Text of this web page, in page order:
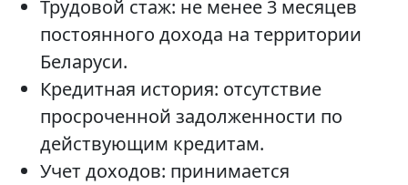
Трудовой стаж: не менее 3 месяцев
постоянного дохода на территории
Беларуси.
Кредитная история: отсутствие
просроченной задолженности по
действующим кредитам.
Учет доходов: принимается